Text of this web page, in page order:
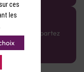
mesure et repartez
ces
les